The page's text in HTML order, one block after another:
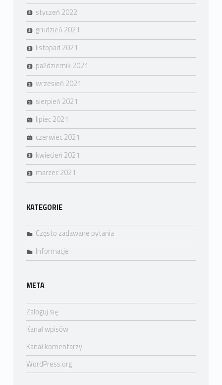
styczeń 2022
grudzień 2021
listopad 2021
październik 2021
wrzesień 2021
sierpień 2021
lipiec 2021
czerwiec 2021
kwiecień 2021
marzec 2021
KATEGORIE
Często zadawane pytania
Informacje
META
Zaloguj się
Kanał wpisów
Kanał komentarzy
WordPress.org